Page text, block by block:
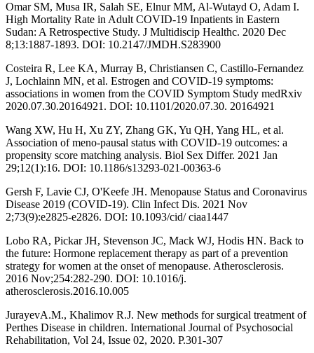
Omar SM, Musa IR, Salah SE, Elnur MM, Al-Wutayd O, Adam I.
High Mortality Rate in Adult COVID-19 Inpatients in Eastern
Sudan: A Retrospective Study. J Multidiscip Healthc. 2020 Dec
8;13:1887-1893. DOI: 10.2147/JMDH.S283900
Costeira R, Lee KA, Murray B, Christiansen C, Castillo-Fernandez
J, Lochlainn MN, et al. Estrogen and COVID-19 symptoms:
associations in women from the COVID Symptom Study medRxiv
2020.07.30.20164921. DOI: 10.1101/2020.07.30. 20164921
Wang XW, Hu H, Xu ZY, Zhang GK, Yu QH, Yang HL, et al.
Association of meno-pausal status with COVID-19 outcomes: a
propensity score matching analysis. Biol Sex Differ. 2021 Jan
29;12(1):16. DOI: 10.1186/s13293-021-00363-6
Gersh F, Lavie CJ, O'Keefe JH. Menopause Status and Coronavirus
Disease 2019 (COVID-19). Clin Infect Dis. 2021 Nov
2;73(9):e2825-e2826. DOI: 10.1093/cid/ ciaa1447
Lobo RA, Pickar JH, Stevenson JC, Mack WJ, Hodis HN. Back to
the future: Hormone replacement therapy as part of a prevention
strategy for women at the onset of menopause. Atherosclerosis.
2016 Nov;254:282-290. DOI: 10.1016/j.
atherosclerosis.2016.10.005
JurayevA.M., Khalimov R.J. New methods for surgical treatment of
Perthes Disease in children. International Journal of Psychosocial
Rehabilitation, Vol 24, Issue 02, 2020. Р.301-307